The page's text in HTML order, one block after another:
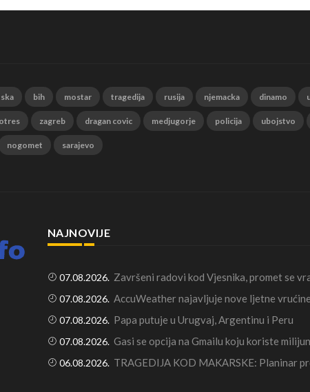
bih mostar tragedija rusija njemacka dinamo
zagreb dragan covic medjugorje policija ubojstvo
nogomet sarajevo
NAJNOVIJE
07.08.2026. Završeni radovi kod Vjesnika, promet se
07.08.2026. AccuWeather najavljuje nove ljetne
07.08.2026. Papa putuje u Urugvaj, Argentinu i Peru
07.08.2026. Gasi se opcija na Gmailu koju koriste
06.08.2026. TRAGEDIJA KOD MAKARSKE: Planinar